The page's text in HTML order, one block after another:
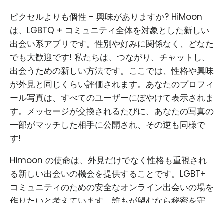
ピクセルよりも個性 - 興味がありますか? HiMoon
は、LGBTQ + コミュニティ全体を対象とした新しい
出会い系アプリです。性別や好みに関係なく、どなた
でも大歓迎です! 私たちは、つながり、チャットし、
出会うための新しい方法です。ここでは、性格や興味
が外見と同じくらい評価されます。あなたのプロフィ
ール写真は、すべてのユーザーにぼやけて表示されま
す。メッセージが交換されるたびに、あなたの写真の
一部がマッチした相手に公開され、その逆も同様で
す!
Himoon の使命は、外見だけでなく性格も重視され
る新しい出会いの機会を提供することです。LGBT+
コミュニティのための安全なオンライン出会いの場を